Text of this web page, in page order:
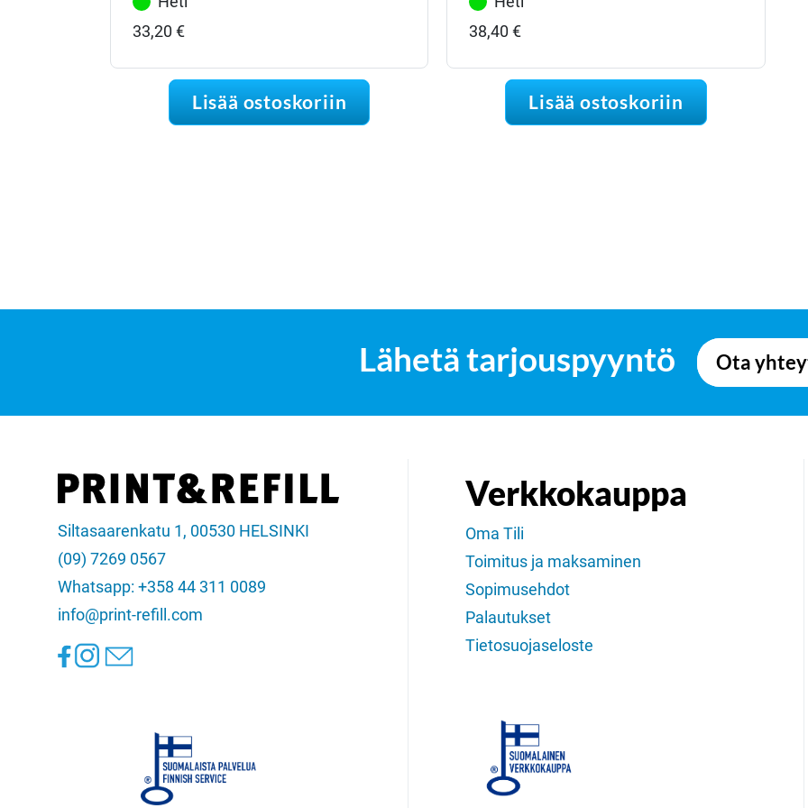
33,20 €
Lisää ostoskoriin
38,40€
Lisää ostoskoriin
Lähetä tarjouspyyntö Ota
Siltasaarenkatu 1, 00530 HELSINKI
(09) 7269 0567
Whatsapp: +358 44 311 0089
info@print-refill.com
Verkkokauppa
Oma Tili
Toimitus ja maksaminen
Sopimusehdot
Palautukset
Tietosuojaseloste